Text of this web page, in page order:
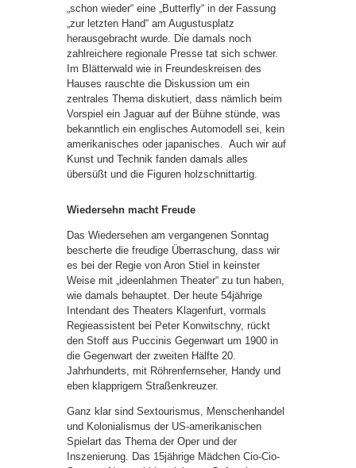
„schon wieder“ eine „Butterfly“ in der Fassung
„zur letzten Hand“ am Augustusplatz
herausgebracht wurde. Die damals noch
zahlreichere regionale Presse tat sich schwer.
Im Blätterwald wie in Freundeskreisen des
Hauses rauschte die Diskussion um ein
zentrales Thema diskutiert, dass nämlich beim
Vorspiel ein Jaguar auf der Bühne stünde, was
bekanntlich ein englisches Automodell sei, kein
amerikanisches oder japanisches. Auch wir auf
Kunst und Technik fanden damals alles
übersüßt und die Figuren holzschnittartig.
Wiedersehn macht Freude
Das Wiedersehen am vergangenen Sonntag
bescherte die freudige Überraschung, dass wir
es bei der Regie von Aron Stiel in keinster
Weise mit „ideenlahmen Theater“ zu tun haben,
wie damals behauptet. Der heute 54jährige
Intendant des Theaters Klagenfurt, vormals
Regieassistent bei Peter Konwitschny, rückt
den Stoff aus Puccinis Gegenwart um 1900 in
die Gegenwart der zweiten Hälfte 20.
Jahrhunderts, mit Röhrenfernseher, Handy und
eben klapprigem Straßenkreuzer.
Ganz klar sind Sextourismus, Menschenhandel
und Kolonialismus der US-amerikanischen
Spielart das Thema der Oper und der
Inszenierung. Das 15jährige Mädchen Cio-Cio-